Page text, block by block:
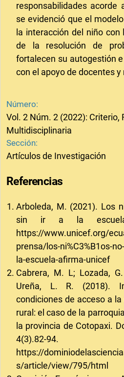
responsabilidades acorde
se evidenció que el
la interacción del niño
de la resolución de
fortalecen su autogestión
con el apoyo de docentes
Número:
Vol. 2 Núm. 2 (2022): Criterio,
Multidisciplinaria
Sección:
Artículos de Investigación
Referencias
Arboleda, M. (2021). Los
sin ir a la escuela,
https://www.unicef.org/
prensa/los-ni%C3%B1os-
la-escuela-afirma-unicef
Cabrera, M. L; Lozada,
Ureña, L. R. (2018).
condiciones de acceso a
rural: el caso de la
la provincia de Cotopaxi.
4(3).82-94.
https://
s/article/view/795/html